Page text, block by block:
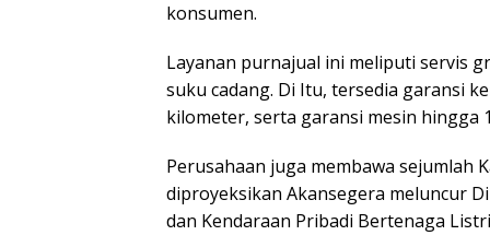
konsumen.
Layanan purnajual ini meliputi servis
suku cadang. Di Itu, tersedia garansi
kilometer, serta garansi mesin hingga
Perusahaan juga membawa sejumlah
diproyeksikan Akansegera meluncur
dan Kendaraan Pribadi Bertenaga